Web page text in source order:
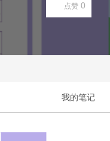
点赞0
我的笔记